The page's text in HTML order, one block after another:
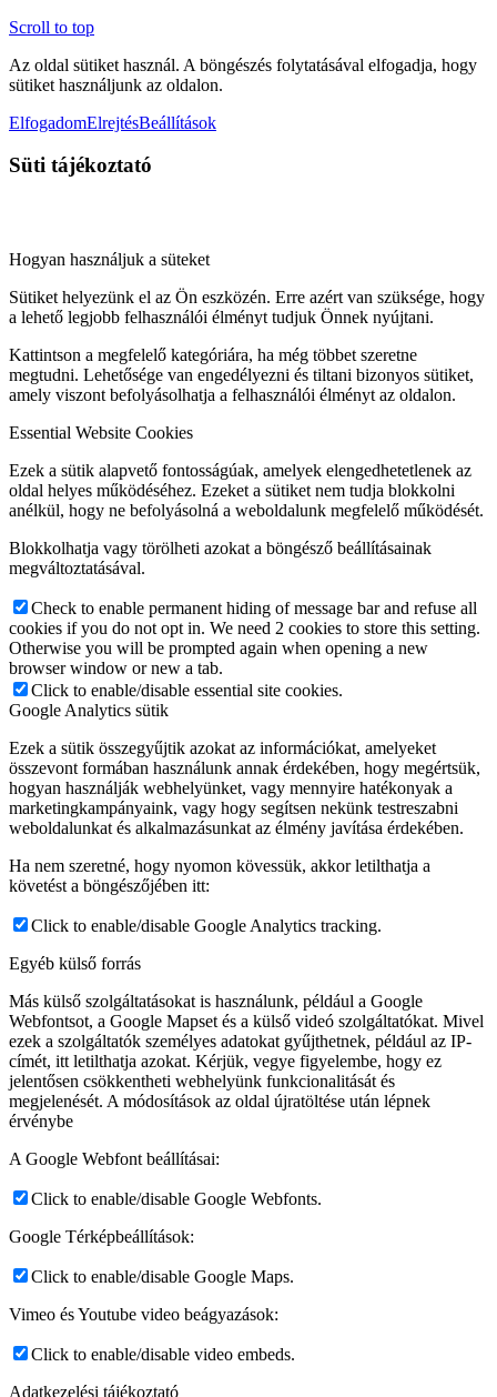
Scroll to top
Az oldal sütiket használ. A böngészés folytatásával elfogadja, hogy
sütiket használjunk az oldalon.
ElfogadomElrejtésBeállítások
Süti tájékoztató
Hogyan használjuk a süteket
Sütiket helyezünk el az Ön eszközén. Erre azért van szüksége, hogy
a lehető legjobb felhasználói élményt tudjuk Önnek nyújtani.
Kattintson a megfelelő kategóriára, ha még többet szeretne
megtudni. Lehetősége van engedélyezni és tiltani bizonyos sütiket,
amely viszont befolyásolhatja a felhasználói élményt az oldalon.
Essential Website Cookies
Ezek a sütik alapvető fontosságúak, amelyek elengedhetetlenek az
oldal helyes működéséhez. Ezeket a sütiket nem tudja blokkolni
anélkül, hogy ne befolyásolná a weboldalunk megfelelő működését.
Blokkolhatja vagy törölheti azokat a böngésző beállításainak
megváltoztatásával.
Check to enable permanent hiding of message bar and refuse all
cookies if you do not opt in. We need 2 cookies to store this setting.
Otherwise you will be prompted again when opening a new
browser window or new a tab.
Click to enable/disable essential site cookies.
Google Analytics sütik
Ezek a sütik összegyűjtik azokat az információkat, amelyeket
összevont formában használunk annak érdekében, hogy megértsük,
hogyan használják webhelyünket, vagy mennyire hatékonyak a
marketingkampányaink, vagy hogy segítsen nekünk testreszabni
weboldalunkat és alkalmazásunkat az élmény javítása érdekében.
Ha nem szeretné, hogy nyomon kövessük, akkor letilthatja a
követést a böngészőjében itt:
Click to enable/disable Google Analytics tracking.
Egyéb külső forrás
Más külső szolgáltatásokat is használunk, például a Google
Webfontsot, a Google Mapset és a külső videó szolgáltatókat. Mivel
ezek a szolgáltatók személyes adatokat gyűjthetnek, például az IP-
címét, itt letilthatja azokat. Kérjük, vegye figyelembe, hogy ez
jelentősen csökkentheti webhelyünk funkcionalitását és
megjelenését. A módosítások az oldal újratöltése után lépnek
érvénybe
A Google Webfont beállításai:
Click to enable/disable Google Webfonts.
Google Térképbeállítások:
Click to enable/disable Google Maps.
Vimeo és Youtube video beágyazások:
Click to enable/disable video embeds.
Adatkezelési tájékoztató